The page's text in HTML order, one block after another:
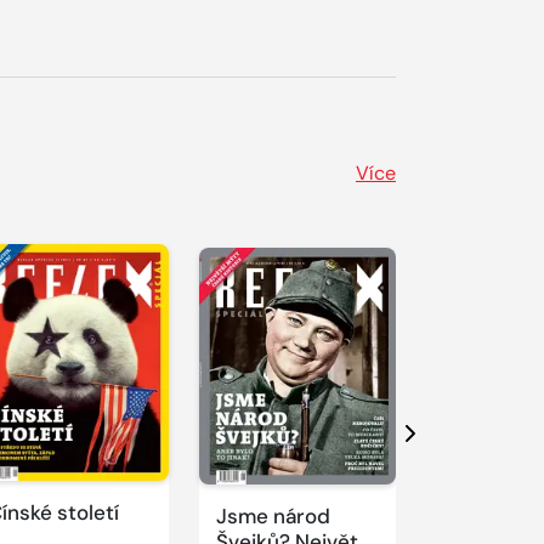
Více
století
Jsme národ
Další